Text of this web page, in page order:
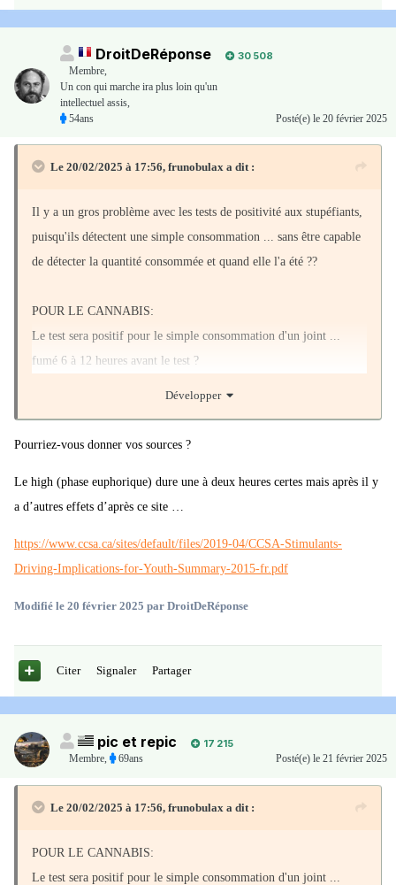
DroitDeRéponse
30 508
Membre
Un con qui marche ira plus loin qu'un
intellectuel assis,
54ans
Posté(e) le 20 février 2025
Le 20/02/2025 à 17:56, frunobulax a dit :
Il y a un gros problème avec les tests de positivité aux stupéfiants,
puisqu'ils détectent une simple consommation ... sans être capable
de détecter la quantité consommée et quand elle l'a été ??
POUR LE CANNABIS:
Le test sera positif pour le simple consommation d'un joint ...
fumé 6 à 12 heures avant le test ?
Le test sera positif pour le simple consommation d'une ligne de
coke ... sniffée 24 heures avant le test ?
Développer
Pourriez-vous donner vos sources ?
Le high (phase euphorique) dure une à deux heures certes mais après il y
a d’autres effets d’après ce site …
https://www.ccsa.ca/sites/default/files/2019-04/CCSA-Stimulants-
Driving-Implications-for-Youth-Summary-2015-fr.pdf
Modifié le 20 février 2025 par DroitDeRéponse
Citer Signaler Partager
pic et repic
17 215
Membre
69ans Posté(e) le 21 février 2025
Le 20/02/2025 à 17:56, frunobulax a dit :
POUR LE CANNABIS:
Le test sera positif pour le simple consommation d'un joint ...